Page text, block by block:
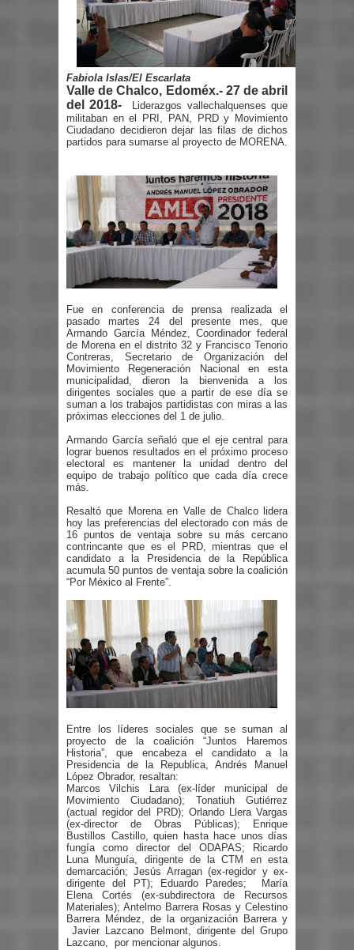
Fabiola Islas/El Escarlata
Valle de Chalco, Edoméx.- 27 de abril
del 2018-
Liderazgos vallechalquenses que
militaban en el PRI, PAN, PRD y Movimiento
Ciudadano decidieron dejar las filas de dichos
partidos para sumarse al proyecto de MORENA.
Fue en conferencia de prensa realizada el
pasado martes 24 del presente mes, que
Armando García Méndez, Coordinador federal
de Morena en el distrito 32 y Francisco Tenorio
Contreras, Secretario de Organización del
Movimiento Regeneración Nacional en esta
municipalidad, dieron la bienvenida a los
dirigentes sociales que a partir de ese día se
suman a los trabajos partidistas con miras a las
próximas elecciones del 1 de julio.
Armando García señaló que el eje central para
lograr buenos resultados en el próximo proceso
electoral es mantener la unidad dentro del
equipo de trabajo político que cada día crece
más.
Resaltó que Morena en Valle de Chalco lidera
hoy las preferencias del electorado con más de
16 puntos de ventaja sobre su más cercano
contrincante que es el PRD, mientras que el
candidato a la Presidencia de la República
acumula 50 puntos de ventaja sobre la coalición
“Por México al Frente”.
Entre los líderes sociales que se suman al
proyecto de la coalición “Juntos Haremos
Historia”, que encabeza el candidato a la
Presidencia de la Republica, Andrés Manuel
López Obrador, resaltan:
Marcos Vilchis Lara (ex-líder municipal de
Movimiento Ciudadano); Tonatiuh Gutiérrez
(actual regidor del PRD); Orlando Llera Vargas
(ex-director de Obras Públicas); Enrique
Bustillos Castillo, quien hasta hace unos días
fungía como director del ODAPAS; Ricardo
Luna Munguía, dirigente de la CTM en esta
demarcación; Jesús Arragan (ex-regidor y ex-
dirigente del PT); Eduardo Paredes;
María
Elena Cortés (ex-subdirectora de Recursos
Materiales); Antelmo Barrera Rosas y Celestino
Barrera Méndez, de la organización Barrera y
Javier Lazcano Belmont, dirigente del Grupo
Lazcano, por mencionar algunos.